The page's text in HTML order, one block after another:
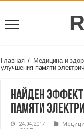
Главная / Медицина и
улучшения памяти
Найден
памяти
24.04.2017